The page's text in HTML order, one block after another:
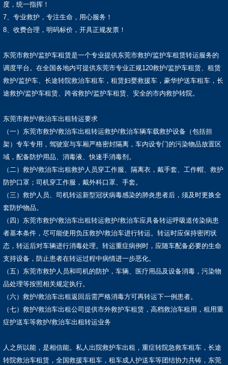
度，统一指挥！
7、专业救护，专注生命，用心服务！
8、收费合理，明码标价，开具正规发票！
东莞市救护/监护车租赁是一个专业提供东莞市救护/监护车租赁转运服务的
调度平台。在全国各地内可提供东莞市专业正规120救护/监护车租赁、租赁
救护/监护车、长途转院救治车租车，租赁妇婴救援车，豪华护送车租车，长
途救护/监护车租赁、跨省救护/监护车租赁、安全的市内救护转院。
东莞市救护/救治车出租转运要求
（一）东莞市救护/救治车出租转运救护/救治车辆车载救护设备（包括担
架）专车专用，驾驶室与车厢严格密封隔离，车内设专门的污染物品放置区
域，配备防护用品、消毒液、快速手消毒剂。
（二）救护/救治车出租救护人员穿工作服、隔离衣，戴手套、工作帽、救护
防护口罩；司机穿工作服，戴外科口罩、手套。
（三）救护人员、司机转运新型冠状病毒感染的肺炎患者后，须及时更换全
套防护物品。
（四）东莞市救护/救治车出租转运救护/救治车应具备转运呼吸道传染病患
者基本条件，尽可能使用负压救护/救治车进行转运。转运时应保持密闭状
态，转运后对车辆进行消毒处理。转运重症病例时，应随车配备必要的生命
支持设备，防止患者在转运过程中病情进一步恶化。
（五）东莞市救护人员和司机的防护，车辆、医疗用品及设备消毒，污染物
品处理等按照相关规定执行。
（六）救护/救治车出租返回后需严格消毒方可再转运下一例患者。
（七）救护/救治车出租公司提供市外救护车租赁，高档救治车租用，租用重
症护送车等救护/救治车出租转运业务
人之所以能，是相信能。私人出院救护车出租，重症转院急救车租车，长途
转院救治车租赁，全国救援车租车，租车成人护送车等团结协力共铸，东莞